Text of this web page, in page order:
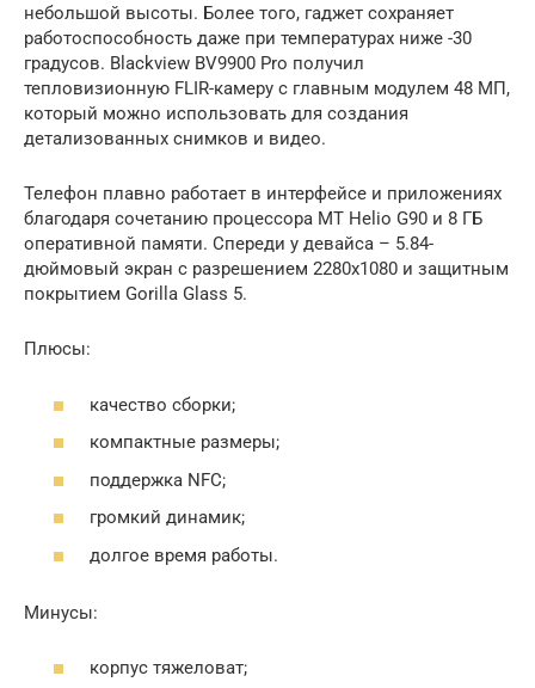
небольшой высоты. Более того, гаджет сохраняет
работоспособность даже при температурах ниже -30
градусов. Blackview BV9900 Pro получил
тепловизионную FLIR-камеру с главным модулем 48 МП,
который можно использовать для создания
детализованных снимков и видео.
Телефон плавно работает в интерфейсе и приложениях
благодаря сочетанию процессора MT Helio G90 и 8 ГБ
оперативной памяти. Спереди у девайса – 5.84-
дюймовый экран с разрешением 2280х1080 и защитным
покрытием Gorilla Glass 5.
Плюсы:
качество сборки;
компактные размеры;
поддержка NFC;
громкий динамик;
долгое время работы.
Минусы:
корпус тяжеловат;